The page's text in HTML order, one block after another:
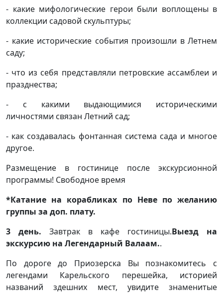
- какие мифологические герои были воплощены в
коллекции садовой скульптуры;
- какие исторические события произошли в Летнем
саду;
- что из себя представляли петровские ассамблеи и
празднества;
- с какими выдающимися историческими
личностями связан Летний сад;
- как создавалась фонтанная система сада и многое
другое.
Размещение в гостинице после экскурсионной
программы! Свободное время
*Катание на корабликах по Неве по желанию
группы за доп. плату.
3 день. Завтрак в кафе гостиницы.Выезд на
экскурсию на Легендарный Валаам..
По дороге до Приозерска Вы познакомитесь с
легендами Карельского перешейка, историей
названий здешних мест, увидите знаменитые